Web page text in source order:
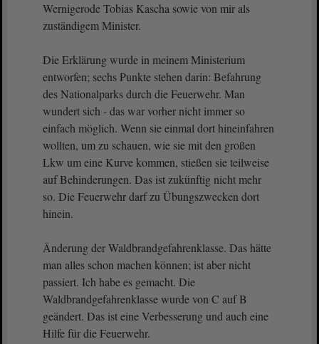
Wernigerode Tobias Kascha sowie von mir als
zuständigem Minister.
Die Erklärung wurde in meinem Ministerium
entworfen; sechs Punkte stehen darin: Befahrung
des Nationalparks durch die Feuerwehr. Man
wundert sich - das war vorher nicht immer so
einfach möglich. Wenn sie einmal dort hineinfahren
wollten, um zu schauen, wie sie mit den großen
Lkw um eine Kurve kommen, stießen sie teilweise
auf Behinderungen. Das ist zukünftig nicht mehr
so. Die Feuerwehr darf zu Übungszwecken dort
hinein.
Änderung der Waldbrandgefahrenklasse. Das hätte
man alles schon machen können; ist aber nicht
passiert. Ich habe es gemacht. Die
Waldbrandgefahrenklasse wurde von C auf B
geändert. Das ist eine Verbesserung und auch eine
Hilfe für die Feuerwehr.